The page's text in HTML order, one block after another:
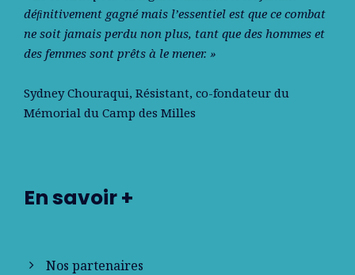
déﬁnitivement gagné mais l’essentiel est que ce combat
ne soit jamais perdu non plus, tant que des hommes et
des femmes sont prêts à le mener. »
Sydney Chouraqui, Résistant, co-fondateur du
Mémorial du Camp des Milles
En savoir +
Nos partenaires